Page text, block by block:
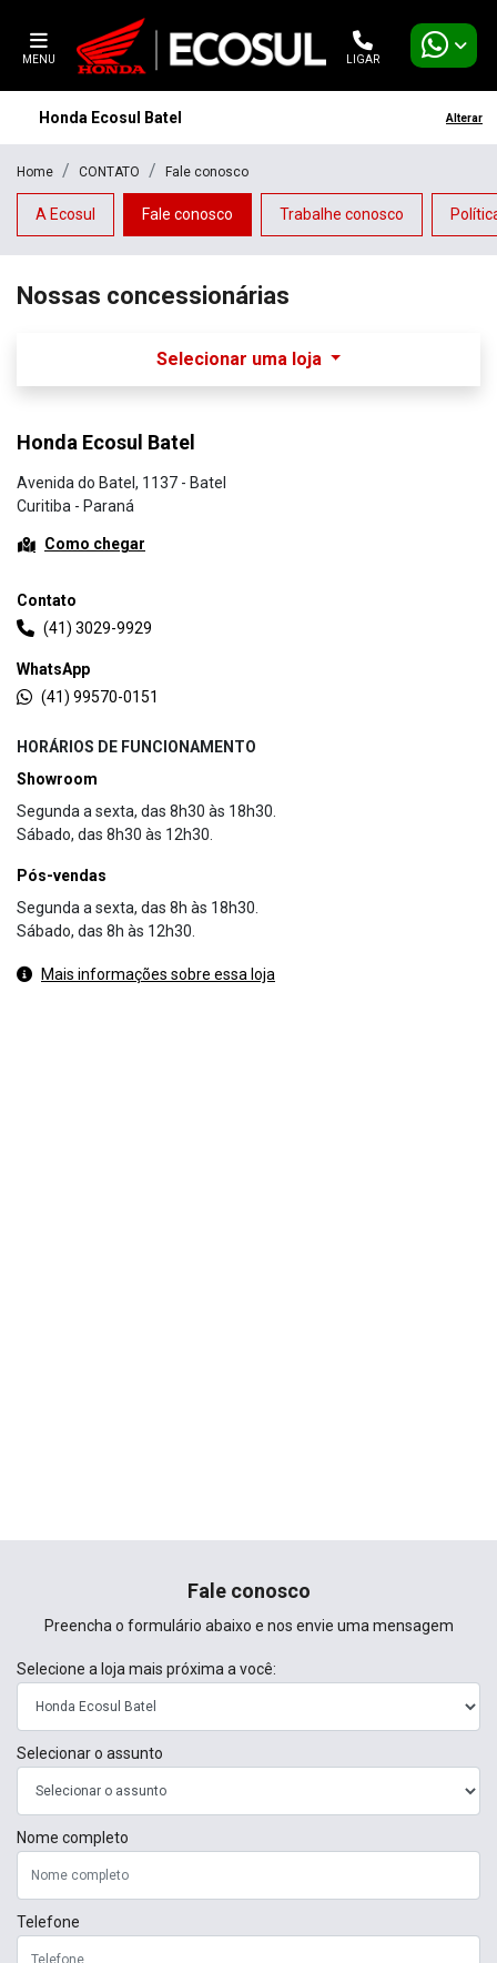
MENU LIGAR
Honda Ecosul Batel Alterar
Home CONTATO Fale conosco
A Ecosul Fale conosco Trabalhe conosco
Nossas concessionárias
Selecionar uma loja
Honda Ecosul Batel
Avenida do Batel, 1137 - Batel
Curitiba - Paraná
Como chegar
Contato
(41) 3029-9929
WhatsApp
(41) 99570-0151
HORÁRIOS DE FUNCIONAMENTO
Showroom
Segunda a sexta, das 8h30 às 18h30.
Sábado, das 8h30 às 12h30.
Pós-vendas
Segunda a sexta, das 8h às 18h30.
Sábado, das 8h às 12h30.
Mais informações sobre essa loja
Fale conosco
Preencha o formulário abaixo e nos envie uma mensagem
Selecione a loja mais próxima a você:
Selecionar o assunto
Nome completo
Telefone